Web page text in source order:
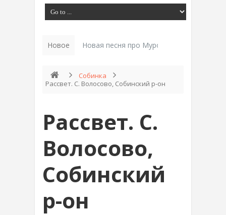
Новое Новая песня про Муром: «Былинный
Собинка
Рассвет. С. Волосово, Собинский р-он
Рассвет. С.
Волосово,
Собинский
р-он